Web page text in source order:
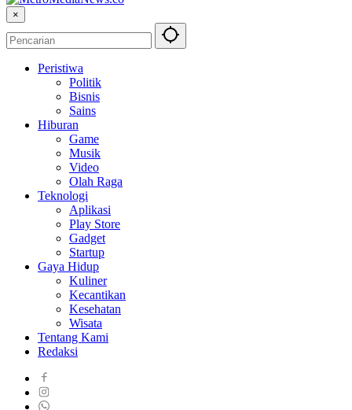
×
Peristiwa
Politik
Bisnis
Sains
Hiburan
Game
Musik
Video
Olah Raga
Teknologi
Aplikasi
Play Store
Gadget
Startup
Gaya Hidup
Kuliner
Kecantikan
Kesehatan
Wisata
Tentang Kami
Redaksi